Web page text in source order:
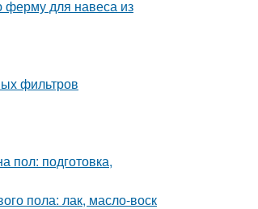
ферму для навеса из
фильтров
пол: подготовка,
пола: лак, масло-воск